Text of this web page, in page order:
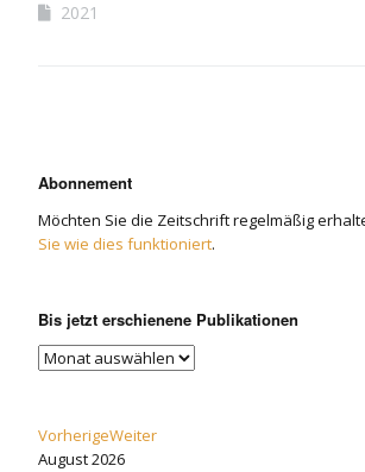
2021
Abonnement
Möchten Sie die Zeitschrift regelmäßig
Sie wie dies funktioniert.
Bis jetzt erschienene Publikationen
VorherigeWeiter
August2026